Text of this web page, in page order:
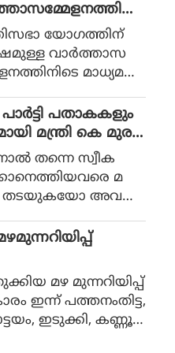
24 മ
പ്രവ
പ്രത്യേക
നിയോഗിച്ചത്.
മുന്നറിയിപ്പ് നല്‍കി.
നിരീക്ഷിക്കാന്‍
യോഗത്തിന്
വാര്‍ത്താസ
മാധ്യമപ്ര
റൂമിനുള്ളില്‍
സ്ഥാപിച്ച
വിവാദ
പതാകകളും
മന്ത്രി കെ മുര
പിന്നാലെ
തന്നെ സ്വീക
മ
തടയുകയോ അവ
ചെയ്തില്ല.
ഏ
ചെയ്ത
മഴ മുന്നറിയിപ്പ്
ഇന്ന് പത്തനംതിട്ട,
ഇടുക്കി, കണ്ണൂർ,